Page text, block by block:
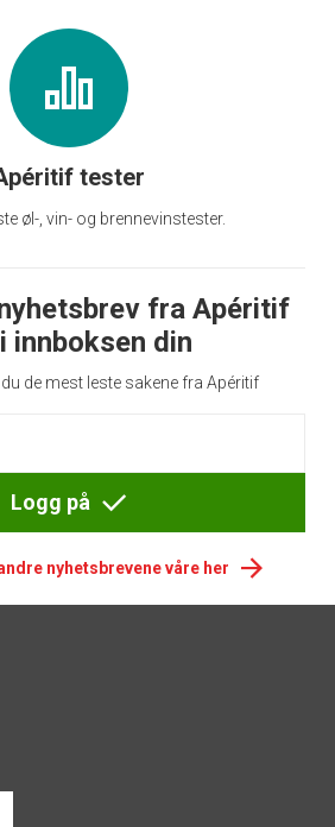
tester
øl-, vin- og brennevinstester.
fra Apéritif
innboksen din
de mest leste sakene fra Apéritif
Logg på
nyhetsbrevene våre her